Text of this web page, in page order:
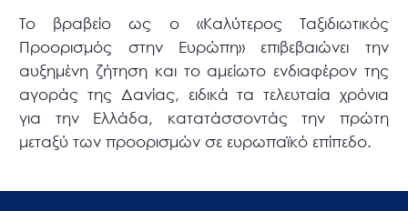
Το βραβείο ως ο «Καλύτερος Ταξιδιωτικός
Προορισμός στην Ευρώπη» επιβεβαιώνει την
αυξημένη ζήτηση και το αμείωτο ενδιαφέρον της
αγοράς της Δανίας, ειδικά τα τελευταία χρόνια
για την Ελλάδα, κατατάσσοντάς την πρώτη
μεταξύ των προορισμών σε ευρωπαϊκό επίπεδο.